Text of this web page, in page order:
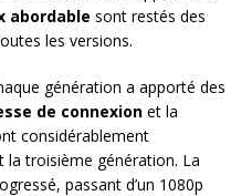
abordable sont restés des
les versions.
génération a apporté des
de connexion et la
considérablement
troisième génération. La
passant d’un 1080p